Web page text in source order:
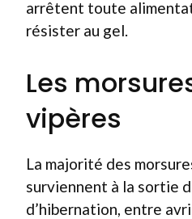
arrêtent toute
résister au gel.
Les
vipères
La majorité des
surviennent à la sortie
d’hibernation, entre